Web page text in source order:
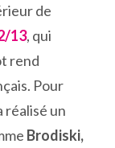
de
13, qui
rend
Pour
réalisé un
Brodiski,